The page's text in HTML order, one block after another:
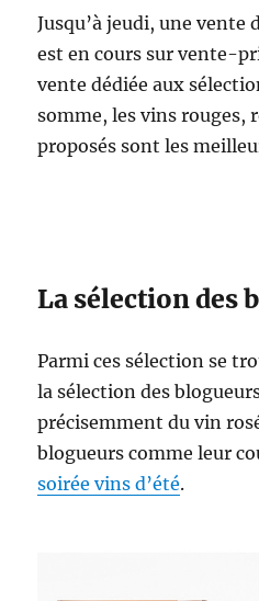
Jusqu’à jeudi, une vente
est en cours sur vente-
vente dédiée aux
somme, les vins rouges,
proposés sont les
La sélection des
Parmi ces sélection se
la sélection des
précisemment du vin
blogueurs comme leur
soirée vins d’été.